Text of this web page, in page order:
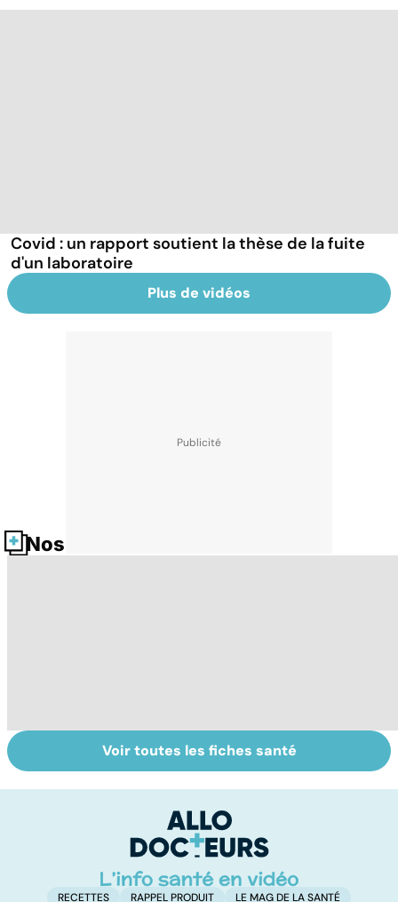
Covid : un rapport soutient la thèse de la fuite
d'un laboratoire
Plus de vidéos
Nos fiches santé
Tout savoir sur
les virus
Votre santé en
vacances
Voir toutes les fiches santé
RECETTES RAPPEL PRODUIT LE MAG DE LA SANTÉ